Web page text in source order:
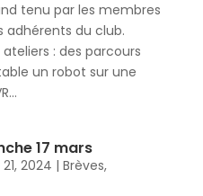
tenu par les membres
adhérents du club.
: des parcours
un robot sur une
17 mars
2024 | Brèves,